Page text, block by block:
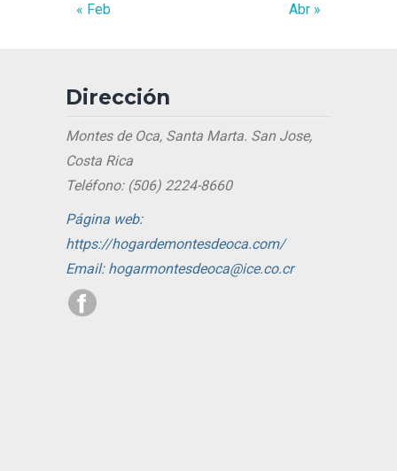
« Feb Abr »
Dirección
Montes de Oca, Santa Marta. San Jose,
Costa Rica
Teléfono: (506) 2224-8660
Página web:
https://hogardemontesdeoca.com/
Email: hogarmontesdeoca@ice.co.cr